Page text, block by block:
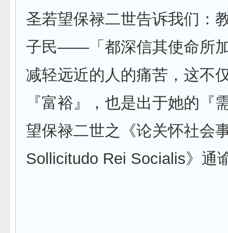
圣若望保禄二世告诉我们
子民——「都深信其使命所
减轻远近的人的痛苦，这不
『富裕』，也是出于她的『
望保禄二世之《论关怀社会
Sollicitudo Rei Socialis》通